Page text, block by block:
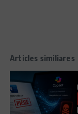
Articles similiares